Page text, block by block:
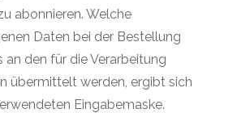
abonnieren. Welche
Daten bei der Bestellung
an den für die Verarbeitung
übermittelt werden, ergibt sich
Eingabemaske.